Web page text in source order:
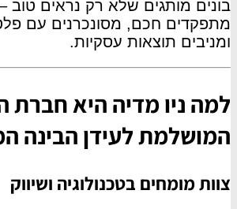
בונים מותגים שלא רק נראים טוב
מתפקדים חכם, מסונכרנים עם
ומניבים תוצאות עסקיות.
למה ניו מדיה היא חברת
המושלמת לעידן הבינה
צוות מומחים בטכנולוגיה ושיווק